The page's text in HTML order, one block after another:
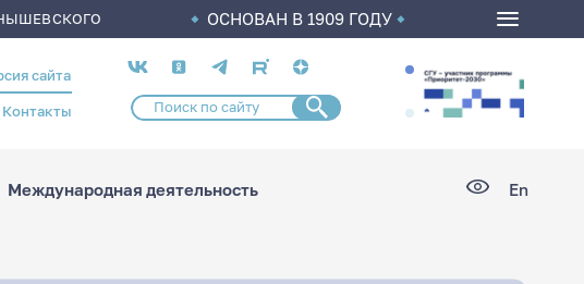
ОСНОВАН В 1909 ГОДУ
сайта
Контакты
Социальные
сети
Международная деятельность En